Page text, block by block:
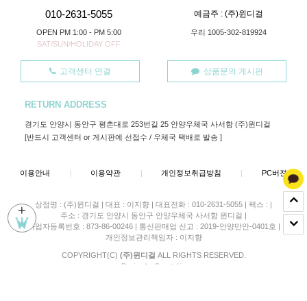
+
010-2631-5055
OPEN PM 1:00 - PM 5:00
SAT/SUN/HOLIDAY OFF
예금주 : (주)윈디걸
우리 1005-302-819924
고객센터 연결 상품문의 게시판
RETURN ADDRESS
경기도 안양시 동안구 평촌대로 253번길 25 안양우체국 사서함 (주)윈디걸
[반드시 고객센터 or 게시판에 선접수 / 우체국 택배로 발송 ]
이용안내 | 이용약관 | 개인정보취급방침 | PC버젼
상점명 : (주)윈디걸 | 대표 : 이지향 | 대표전화 : 010-2631-5055 | 팩스 : |
주소 : 경기도 안양시 동안구 안양우체국 사서함 윈디걸 |
사업자등록번호 : 873-86-00246 | 통신판매업 신고 : 2019-안양만안-0401호 |
개인정보관리책임자 : 이지향
COPYRIGHT(C) (주)윈디걸 ALL RIGHTS RESERVED.